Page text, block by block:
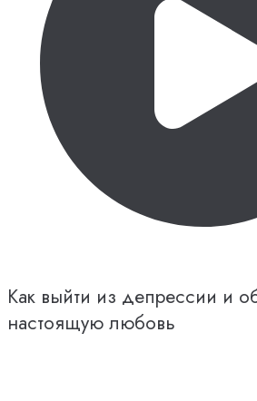
Как выйти из депрессии и
настоящую любовь